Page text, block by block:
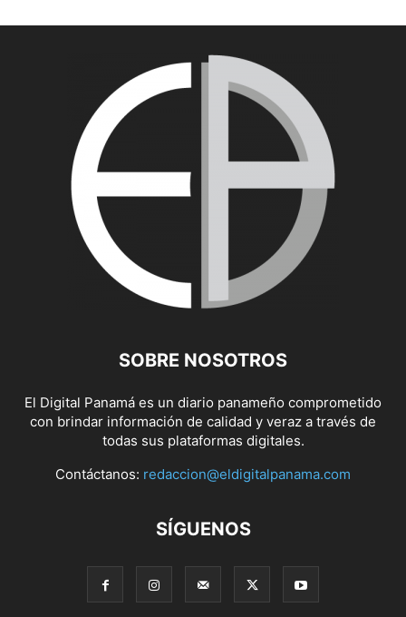
SOBRE NOSOTROS
El Digital Panamá es un diario panameño comprometido
con brindar información de calidad y veraz a través de
todas sus plataformas digitales.
Contáctanos: redaccion@eldigitalpanama.com
SÍGUENOS